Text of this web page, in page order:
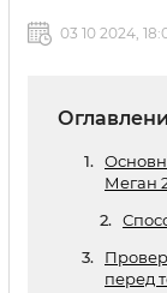
03 10 2024,
Меган
перед